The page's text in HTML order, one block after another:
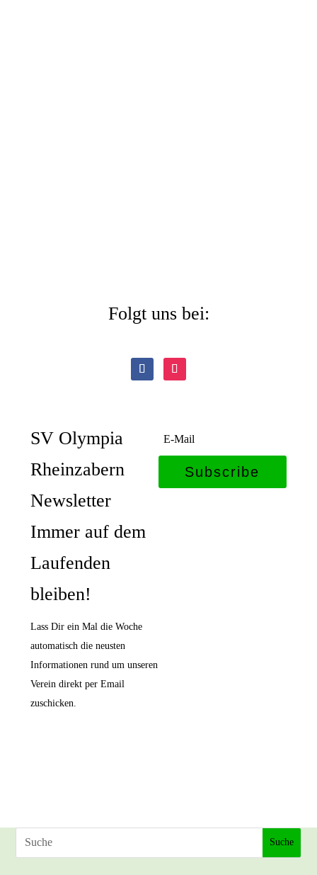
Folgt uns bei:
SV Olympia
Rheinzabern
Newsletter
Immer auf dem
Laufenden
bleiben!
Lass Dir ein Mal die Woche
automatisch die neusten
Informationen rund um unseren
Verein direkt per Email
zuschicken.
Subscribe